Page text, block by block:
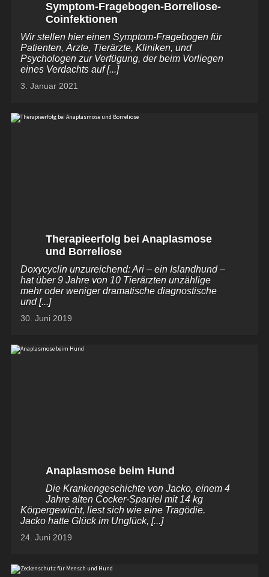
Symptom-Fragebogen-Borreliose-
Coinfektionen
Wir stellen hier einen Symptom-Fragebogen für
Patienten, Ärzte, Tierärzte, Kliniken, und
Psychologen zur Verfügung, der beim Vorliegen
eines Verdachts auf [...]
3. Januar 2021
Therapieerfolg bei Anaplasmose
und Borreliose
Doxycyclin unzureichend: Ari – ein Islandhund –
hat über 9 Jahre von 10 Tierärzten unzählige
mehr oder weniger dramatische diagnostische
und [...]
30. Juni 2019
Anaplasmose beim Hund
Die Krankengeschichte von Jacko, einem 4
Jahre alten Cocker-Spaniel mit 14 kg
Körpergewicht, liest sich wie eine Tragödie.
Jacko hatte Glück im Unglück, [...]
24. Juni 2019